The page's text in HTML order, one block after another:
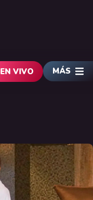
EN VIVO MÁS